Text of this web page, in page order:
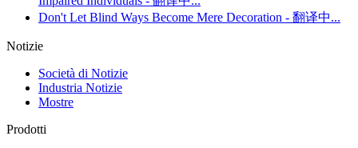
Don't Let Blind Ways Become Mere Decoration - 翻译中...
Notizie
Società di Notizie
Industria Notizie
Mostre
Prodotti